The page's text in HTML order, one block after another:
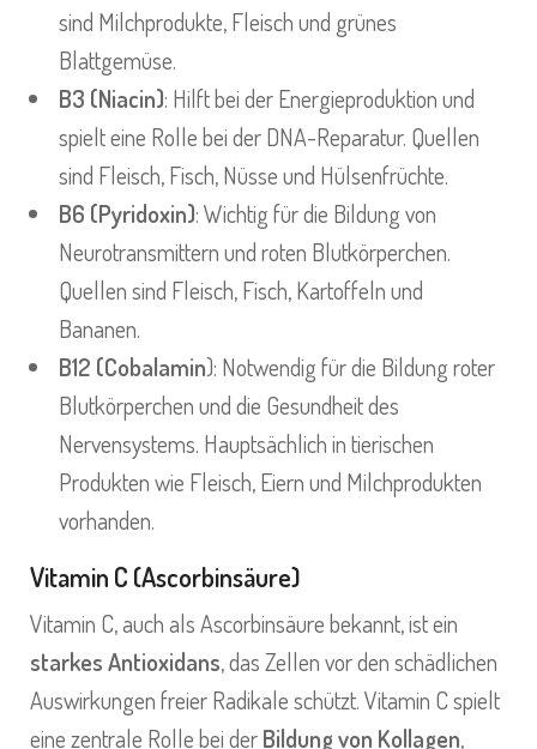
sind Milchprodukte, Fleisch und grünes
Blattgemüse.
B3 (Niacin): Hilft bei der Energieproduktion und
spielt eine Rolle bei der DNA-Reparatur. Quellen
sind Fleisch, Fisch, Nüsse und Hülsenfrüchte.
B6 (Pyridoxin): Wichtig für die Bildung von
Neurotransmittern und roten Blutkörperchen.
Quellen sind Fleisch, Fisch, Kartoffeln und
Bananen.
B12 (Cobalamin): Notwendig für die Bildung roter
Blutkörperchen und die Gesundheit des
Nervensystems. Hauptsächlich in tierischen
Produkten wie Fleisch, Eiern und Milchprodukten
vorhanden.
Vitamin C (Ascorbinsäure)
Vitamin C, auch als Ascorbinsäure bekannt, ist ein
starkes Antioxidans, das Zellen vor den schädlichen
Auswirkungen freier Radikale schützt. Vitamin C spielt
eine zentrale Rolle bei derBildung von Kollagen,